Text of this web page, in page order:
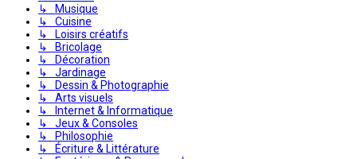
↳ Musique
↳ Cuisine
↳ Loisirs créatifs
↳ Bricolage
↳ Décoration
↳ Jardinage
↳ Dessin & Photographie
↳ Arts visuels
↳ Internet & Informatique
↳ Jeux & Consoles
↳ Philosophie
↳ Écriture & Littérature